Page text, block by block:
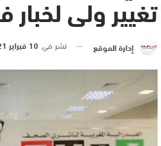
تغيير ولى
إدارة الموقع نشر في 10 فبراير 2021 الساعة 12 و 31 دقيقة